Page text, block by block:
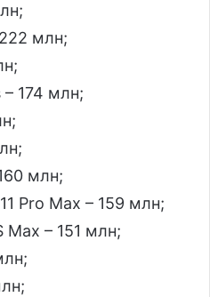
млн;
– 174 млн;
млн;
Pro Max – 159 млн;
Max – 151 млн;